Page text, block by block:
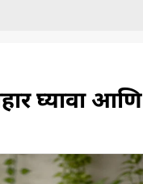
घ्यावा आणि